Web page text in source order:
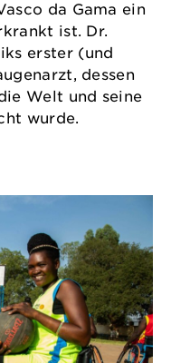
da Gama ein
ist. Dr.
erster (und
dessen
Welt und seine
wurde.